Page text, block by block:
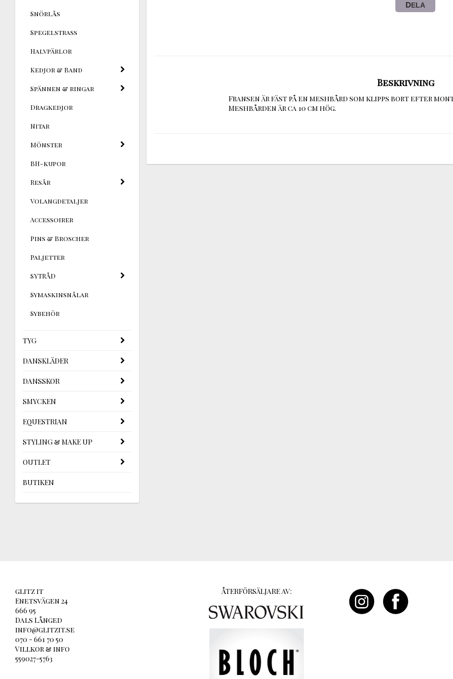
Snörlås
Spegelstrass
Halvpärlor
Kedjor & Band
Spännen & ringar
Dragkedjor
Nitar
Mönster
BH-kupor
Resår
Volangdetaljer
Accessoirer
Pins & Broscher
Paljetter
SYTRÅD
Symaskinsnålar
Sybehör
TYG
DANSKLÄDER
DANSSKOR
SMYCKEN
EQUESTRIAN
STYLING & MAKE UP
OUTLET
BUTIKEN
DELA
Beskrivning
Fransen är fäst på en meshbård som klipps bort efter
Meshbården är ca 10 cm hög.
glitz it
Enetsvägen 24
666 95
Dals Långed
info@glitzit.se
070 - 661 70 50
Villkor & info
559027-5763
ÅTERFÖRSÄLJARE AV: